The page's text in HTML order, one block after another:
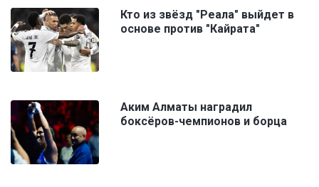
Кто из звёзд "Реала" выйдет в
основе против "Кайрата"
Аким Алматы наградил
боксёров-чемпионов и борца